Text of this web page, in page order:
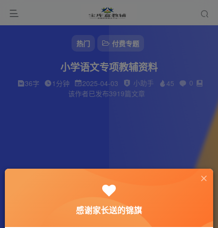
热门 付费专题
小学语文专项教辅资料
36字 1分钟 2025-04-03 小助手 45
0
该作者已发布3919篇文章
感谢家长送的锦旗